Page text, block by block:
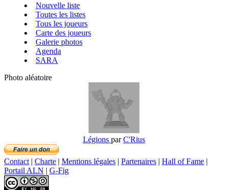
Nouvelle liste
Toutes les listes
Tous les joueurs
Carte des joueurs
Galerie photos
Agenda
SARA
Photo aléatoire
Légions parC'Rius
Contact | Charte | Mentions légales | Partenaires | Hall of Fame |
Portail ALN | G-Fig